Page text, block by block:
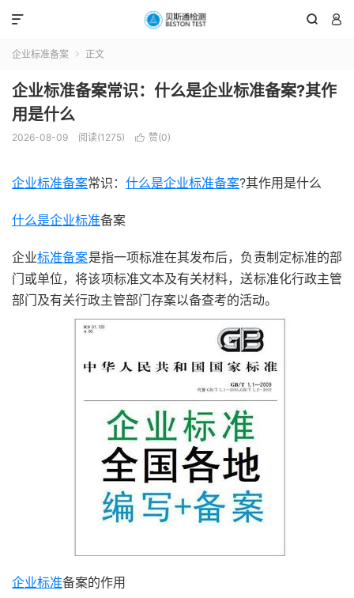
 

企业标准备案  正文
企业标准备案常识：什么是企业标准备案?其作
用是什么
2026-08-09 阅读(1275)  赞(0)
企业标准备案常识： 什么是企业标准备案?其作用是什么
什么是企业标准备案
企业标准备案是指一项标准在其发布后，负责制定标准的部
门或单位，将该项标准文本及有关材料，送标准化行政主管
部门及有关行政主管部门存案以备查考的活动。
企业标准备案的作用